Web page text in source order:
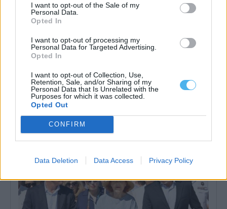
I want to opt-out of the Sale of my
Personal Data.
Opted In
I want to opt-out of processing my
Personal Data for Targeted Advertising.
Opted In
I want to opt-out of Collection, Use,
Retention, Sale, and/or Sharing of my
Personal Data that Is Unrelated with the
Purposes for which it was collected.
Opted Out
CONFIRM
Data Deletion Data Access Privacy Policy
Fortaleza de Juromenha recebe observação de estrelas a 14
de agosto
A Fortaleza de Juromenha, no concelho de Alandroal, recebe, no
dia 14 de agosto,...
30 Julho, 2026 - 20:00